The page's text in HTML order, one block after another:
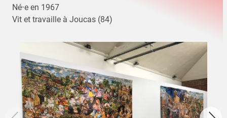
Né⋅e en 1967
Vit et travaille à Joucas (84)